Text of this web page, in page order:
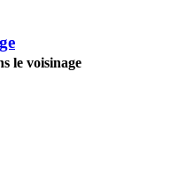
le voisinage